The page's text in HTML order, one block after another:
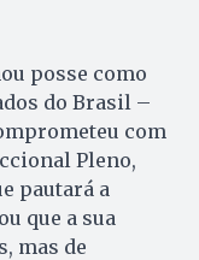
posse como
do Brasil –
com
Pleno,
pautará a
que a sua
mas de